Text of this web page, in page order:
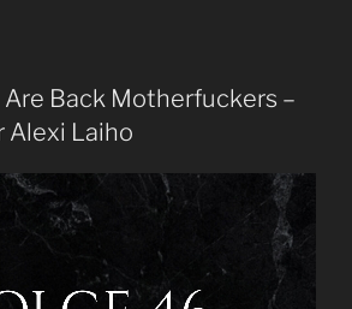
Are Back Motherfuckers –
Alexi Laiho